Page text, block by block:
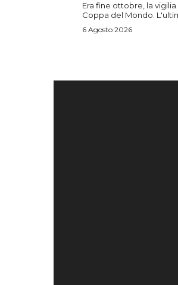
Era fine ottobre, la
Coppa del Mondo.
6 Agosto 2026